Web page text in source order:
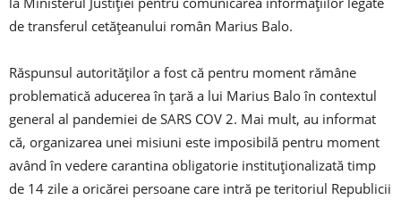
de transferul cetățeanului român Marius Balo.
Răspunsul autorităților a fost că pentru moment rămâne
problematică aducerea în țară a lui Marius Balo în contextul
general al pandemiei de SARS COV 2. Mai mult, au informat
că, organizarea unei misiuni este imposibilă pentru moment
având în vedere carantina obligatorie instituționalizată timp
de 14 zile a oricărei persoane care intră pe teritoriul Republicii